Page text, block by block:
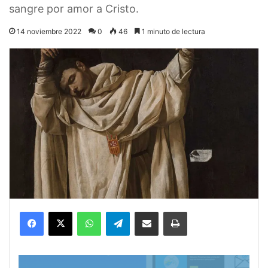
sangre por amor a Cristo.
14 noviembre 2022 0 46 1 minuto de lectura
Facebook
X WhatsAppTelegramCompartir por correo electrónicoImprimir